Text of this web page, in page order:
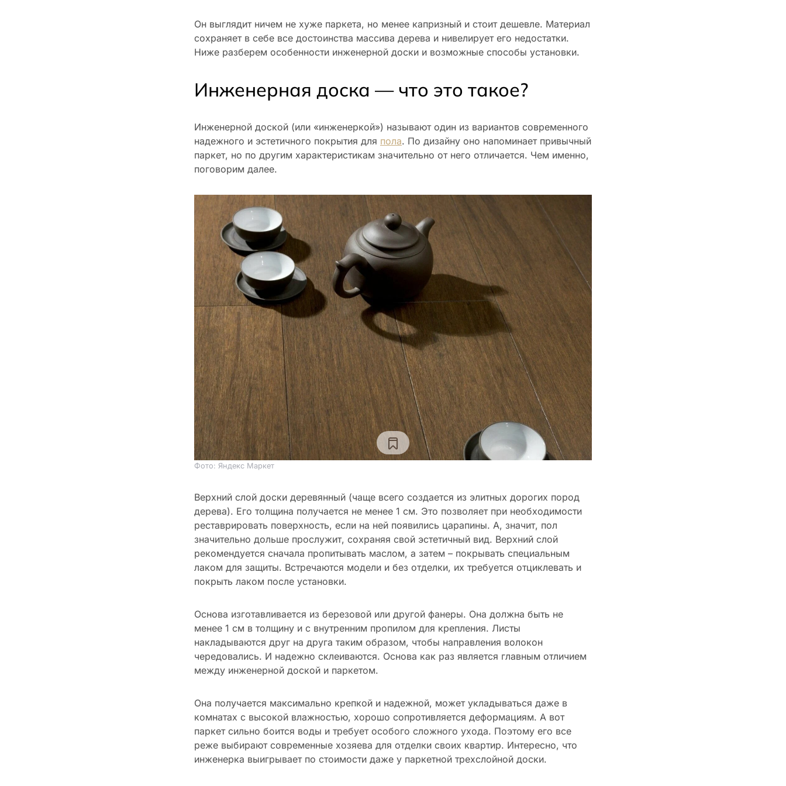
Он выглядит ничем не хуже паркета, но менее капризный и стоит дешевле. Материал
сохраняет в себе все достоинства массива дерева и нивелирует его недостатки.
Ниже разберем особенности инженерной доски и возможные способы установки.
Инженерная доска — что это такое?
Инженерной доской (или «инженеркой») называют один из вариантов современного
надежного и эстетичного покрытия для пола. По дизайну оно напоминает привычный
паркет, но по другим характеристикам значительно от него отличается. Чем именно,
поговорим далее.
Фото: Яндекс Маркет
Верхний слой доски деревянный (чаще всего создается из элитных дорогих пород
дерева). Его толщина получается не менее 1 см. Это позволяет при необходимости
реставрировать поверхность, если на ней появились царапины. А, значит, пол
значительно дольше прослужит, сохраняя свой эстетичный вид. Верхний слой
рекомендуется сначала пропитывать маслом, а затем – покрывать специальным
лаком для защиты. Встречаются модели и без отделки, их требуется отциклевать и
покрыть лаком после установки.
Основа изготавливается из березовой или другой фанеры. Она должна быть не
менее 1 см в толщину и с внутренним пропилом для крепления. Листы
накладываются друг на друга таким образом, чтобы направления волокон
чередовались. И надежно склеиваются. Основа как раз является главным отличием
между инженерной доской и паркетом.
Она получается максимально крепкой и надежной, может укладываться даже в
комнатах с высокой влажностью, хорошо сопротивляется деформациям. А вот
паркет сильно боится воды и требует особого сложного ухода. Поэтому его все
реже выбирают современные хозяева для отделки своих квартир. Интересно, что
инженерка выигрывает по стоимости даже у паркетной трехслойной доски.